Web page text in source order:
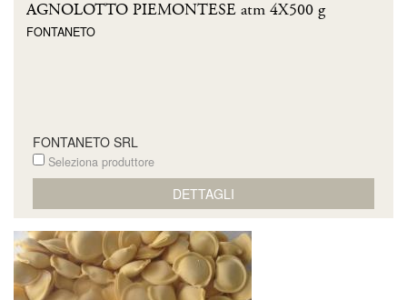
AGNOLOTTO PIEMONTESE atm 4X500 g
FONTANETO
FONTANETO SRL
Seleziona produttore
DETTAGLI